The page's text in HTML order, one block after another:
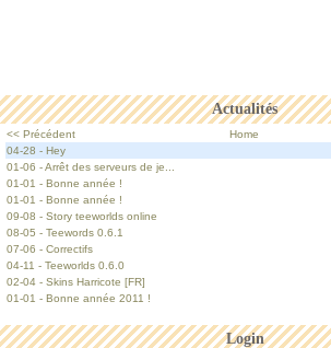
Actualités
<< Précédent Home
04-28 - Hey
01-06 - Arrêt des serveurs de je...
01-01 - Bonne année !
01-01 - Bonne année !
09-08 - Story teeworlds online
08-05 - Teewords 0.6.1
07-06 - Correctifs
04-11 - Teeworlds 0.6.0
02-04 - Skins Harricote [FR]
01-01 - Bonne année 2011 !
Login